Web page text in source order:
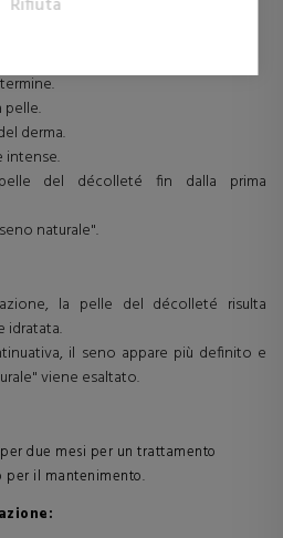
e gli inserzionisti terzi.
pelle.
derma.
intense.
del décolleté fin dalla prima
naturale".
la pelle del décolleté risulta
idratata.
il seno appare più definito e
viene esaltato.
due mesi per un trattamento
per il mantenimento.